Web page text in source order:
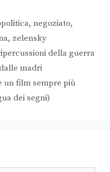
,negoziato,
, zelensky
della guerra
madri
un film sempre più
dei segni)